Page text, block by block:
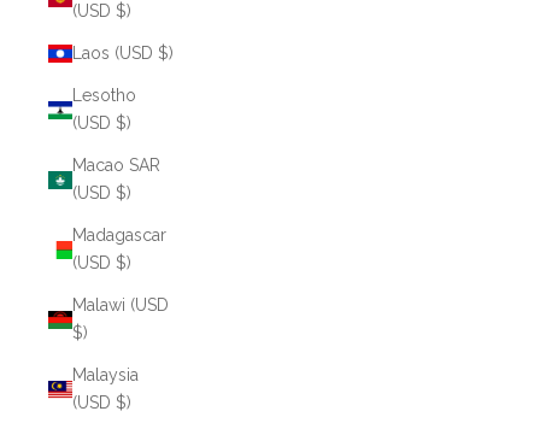
(USD $)
Laos (USD $)
Lesotho
(USD $)
Macao SAR
(USD $)
Madagascar
(USD $)
Malawi (USD
$)
Malaysia
(USD $)